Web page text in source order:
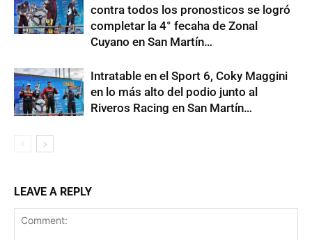
contra todos los pronosticos se logró
completar la 4° fecaha de Zonal
Cuyano en San Martín…
Intratable en el Sport 6, Coky Maggini
en lo más alto del podio junto al
Riveros Racing en San Martín…
LEAVE A REPLY